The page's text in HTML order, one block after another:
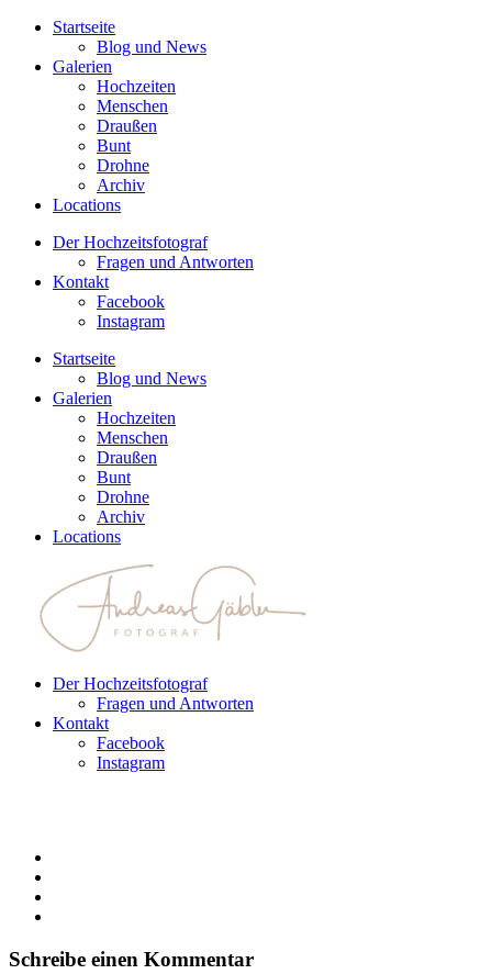
Startseite
Blog und News
Galerien
Hochzeiten
Menschen
Draußen
Bunt
Drohne
Archiv
Locations
Der Hochzeitsfotograf
Fragen und Antworten
Kontakt
Facebook
Instagram
Startseite
Blog und News
Galerien
Hochzeiten
Menschen
Draußen
Bunt
Drohne
Archiv
Locations
Der Hochzeitsfotograf
Fragen und Antworten
Kontakt
Facebook
Instagram
Schreibe einen Kommentar